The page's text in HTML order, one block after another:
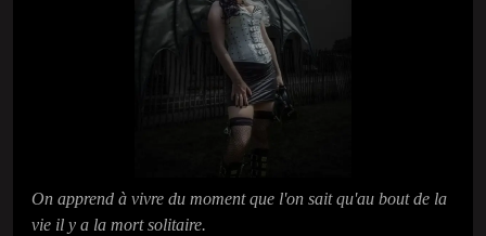
On apprend à vivre du moment que l'on sait qu'au bout de la
vie il y a la mort solitaire.